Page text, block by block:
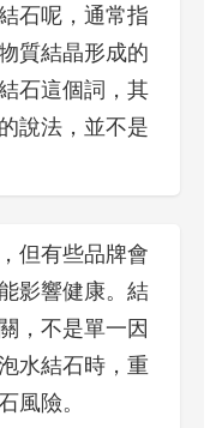
石呢，通常指
質結晶形成的
石這個詞，其
說法，並不是
但有些品牌會
影響健康。結
，不是單一因
水結石時，重
風險。